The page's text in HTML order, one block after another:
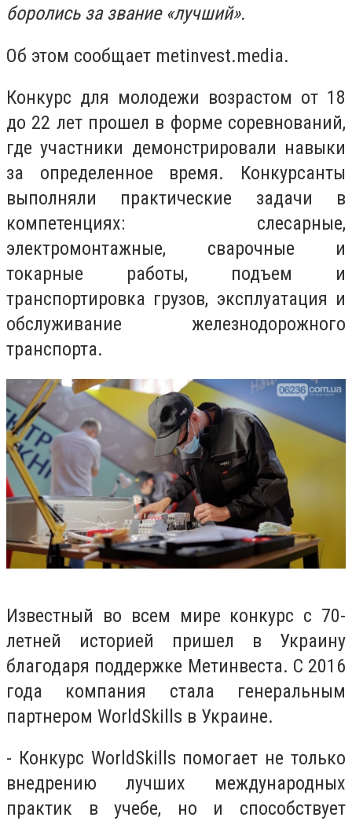
боролись за звание «лучший».
Об этом сообщает metinvest.media.
Конкурс для молодежи возрастом от 18
до 22 лет прошел в форме соревнований,
где участники демонстрировали навыки
за определенное время. Конкурсанты
выполняли практические задачи в
компетенциях: слесарные,
электромонтажные, сварочные и
токарные работы, подъем и
транспортировка грузов, эксплуатация и
обслуживание железнодорожного
транспорта.
Известный во всем мире конкурс с 70-
летней историей пришел в Украину
благодаря поддержке Метинвеста. С 2016
года компания стала генеральным
партнером WorldSkills в Украине.
- Конкурс WorldSkills помогает не только
внедрению лучших международных
практик в учебе, но и способствует